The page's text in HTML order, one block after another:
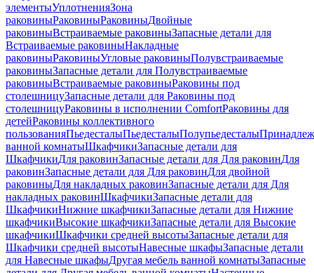
элементыУплотненияЗона
раковиныРаковиныРаковиныДвойные
раковиныВстраиваемые раковиныЗапасные детали для
Встраиваемые раковиныНакладные
раковиныРаковиныУгловые раковиныПолувстраиваемые
раковиныЗапасные детали для Полувстраиваемые
раковиныВстраиваемые раковиныРаковины под
столешницуЗапасные детали для Раковины под
столешницуРаковины в исполнении ComfortPаковины для
детейРаковины коллективного
пользованияПьедесталыПьедесталыПолупьедесталы
ванной комнатыШкафчикиЗапасные детали для
ШкафчикиДля раковинЗапасные детали для Для раковинДля
раковинЗапасные детали для Для раковинДля двойной
раковиныДля накладных pаковинЗапасные детали для Для
накладных pаковинШкафчикиЗапасные детали для
ШкафчикиНижние шкафчикиЗапасные детали для Нижние
шкафчикиВысокие шкафчикиЗапасные детали для Высокие
шкафчикиШкафчики средней высотыЗапасные детали для
Шкафчики средней высотыНавесные шкафыЗапасные детали
для Навесные шкафыДругая мебель ванной комнатыЗапасные